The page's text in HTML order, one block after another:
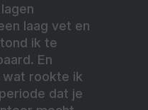
laag vet en
ik te
En
wat rookte ik
dat je